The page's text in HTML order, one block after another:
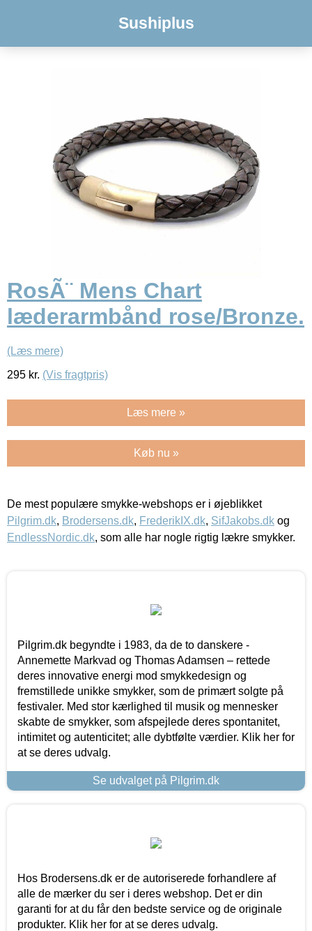
Sushiplus
RosÃ¨ Mens Chart
læderarmbånd rose/Bronze.
(Læs mere)
295 kr. (Vis fragtpris)
Læs mere »
Køb nu »
De mest populære smykke-webshops er i øjeblikket
Pilgrim.dk, Brodersens.dk, FrederikIX.dk, SifJakobs.dk og
EndlessNordic.dk, som alle har nogle rigtig lækre smykker.
Pilgrim.dk begyndte i 1983, da de to danskere -
Annemette Markvad og Thomas Adamsen – rettede
deres innovative energi mod smykkedesign og
fremstillede unikke smykker, som de primært solgte på
festivaler. Med stor kærlighed til musik og mennesker
skabte de smykker, som afspejlede deres spontanitet,
intimitet og autenticitet; alle dybtfølte værdier. Klik her for
at se deres udvalg.
Se udvalget på Pilgrim.dk
Hos Brodersens.dk er de autoriserede forhandlere af
alle de mærker du ser i deres webshop. Det er din
garanti for at du får den bedste service og de originale
produkter. Klik her for at se deres udvalg.